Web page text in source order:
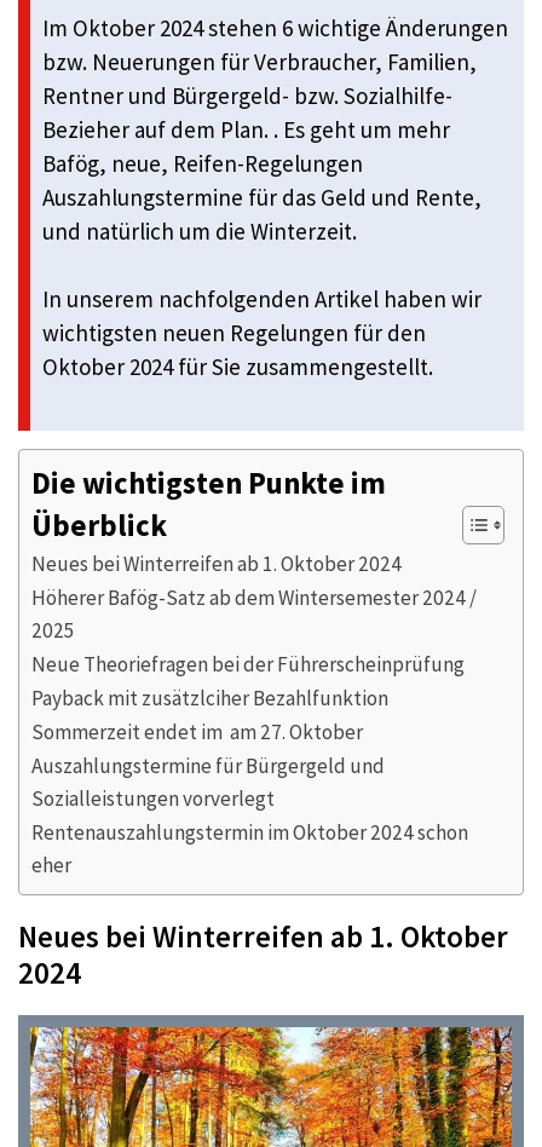
Im Oktober 2024 stehen 6 wichtige Änderungen
bzw. Neuerungen für Verbraucher, Familien,
Rentner und Bürgergeld- bzw. Sozialhilfe-
Bezieher auf dem Plan. . Es geht um mehr
Bafög, neue, Reifen-Regelungen
Auszahlungstermine für das Geld und Rente,
und natürlich um die Winterzeit.
In unserem nachfolgenden Artikel haben wir
wichtigsten neuen Regelungen für den
Oktober 2024 für Sie zusammengestellt.
Die wichtigsten Punkte im
Überblick
Neues bei Winterreifen ab 1. Oktober 2024
Höherer Bafög-Satz ab dem Wintersemester 2024 /
2025
Neue Theoriefragen bei der Führerscheinprüfung
Payback mit zusätzlciher Bezahlfunktion
Sommerzeit endet im am 27. Oktober
Auszahlungstermine für Bürgergeld und
Sozialleistungen vorverlegt
Rentenauszahlungstermin im Oktober 2024 schon
eher
Neues bei Winterreifen ab 1. Oktober
2024